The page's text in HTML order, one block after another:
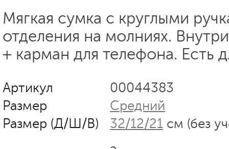
Мягкая сумка с круглыми
отделения на молниях.
+ карман для телефона. Есть
Артикул
00044383
Размер
Средний
Размер (Д/Ш/В)
32/12/21 см (без